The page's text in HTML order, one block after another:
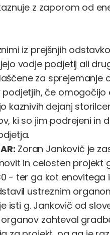
z zaporom od
iz prejšnjih
vodje podjetij ali
za sprejemanje
podjetjih, če omogočijo
kaznivih dejanj
ki so jim podrejeni in
Zoran Jankovič je
in celosten projekt
- ter ga kot enovitega
ustreznim
isti g. Jankovič od
zahteval